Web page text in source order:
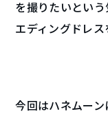
を撮りたいという
エディングドレス
今回はハネムー